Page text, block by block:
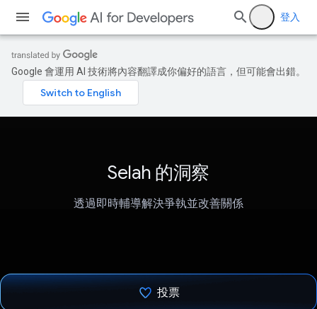
登入
Google 會運用 AI 技術將內容翻譯成你偏好的語言，但可能會出錯。
Selah 的洞察
透過即時輔導解決爭執並改善關係
投票